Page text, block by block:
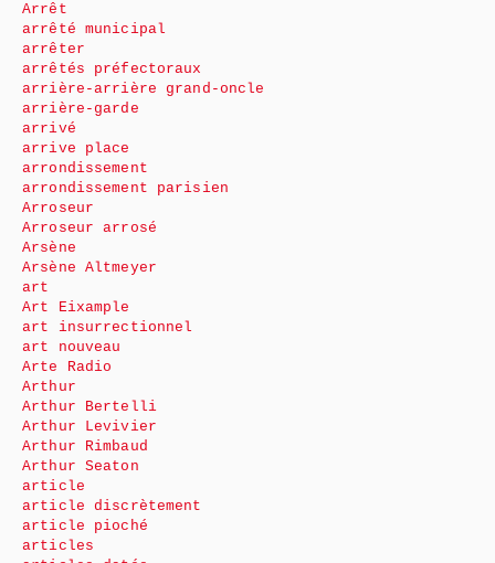
Arrêt
arrêté municipal
arrêter
arrêtés préfectoraux
arrière-arrière grand-oncle
arrière-garde
arrivé
arrive place
arrondissement
arrondissement parisien
Arroseur
Arroseur arrosé
Arsène
Arsène Altmeyer
art
Art Eixample
art insurrectionnel
art nouveau
Arte Radio
Arthur
Arthur Bertelli
Arthur Levivier
Arthur Rimbaud
Arthur Seaton
article
article discrètement
article pioché
articles